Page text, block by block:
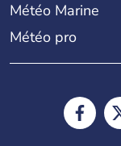
Météo Marine
Météo pro